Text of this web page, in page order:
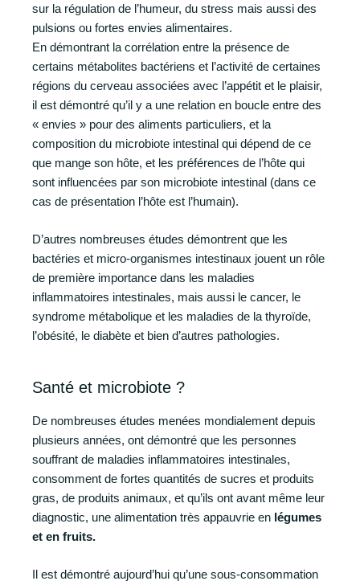
sur la régulation de l’humeur, du stress mais aussi des
pulsions ou fortes envies alimentaires.
En démontrant la corrélation entre la présence de
certains métabolites bactériens et l’activité de certaines
régions du cerveau associées avec l’appétit et le plaisir,
il est démontré qu’il y a une relation en boucle entre des
« envies » pour des aliments particuliers, et la
composition du microbiote intestinal qui dépend de ce
que mange son hôte, et les préférences de l’hôte qui
sont influencées par son microbiote intestinal (dans ce
cas de présentation l’hôte est l’humain).
D’autres nombreuses études démontrent que les
bactéries et micro-organismes intestinaux jouent un rôle
de première importance dans les maladies
inflammatoires intestinales, mais aussi le cancer, le
syndrome métabolique et les maladies de la thyroïde,
l’obésité, le diabète et bien d’autres pathologies.
Santé et microbiote ?
De nombreuses études menées mondialement depuis
plusieurs années, ont démontré que les personnes
souffrant de maladies inflammatoires intestinales,
consomment de fortes quantités de sucres et produits
gras, de produits animaux, et qu’ils ont avant même leur
diagnostic, une alimentation très appauvrie en légumes
et en fruits.
Il est démontré aujourd’hui qu’une sous-consommation